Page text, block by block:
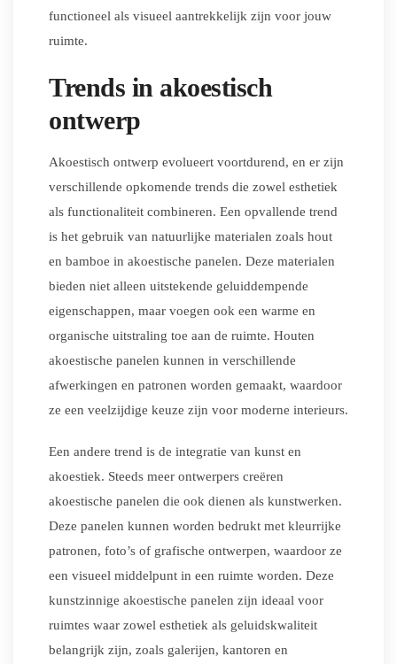
functioneel als visueel aantrekkelijk zijn voor jouw
ruimte.
Trends in akoestisch
ontwerp
Akoestisch ontwerp evolueert voortdurend, en er zijn
verschillende opkomende trends die zowel esthetiek
als functionaliteit combineren. Een opvallende trend
is het gebruik van natuurlijke materialen zoals hout
en bamboe in akoestische panelen. Deze materialen
bieden niet alleen uitstekende geluiddempende
eigenschappen, maar voegen ook een warme en
organische uitstraling toe aan de ruimte. Houten
akoestische panelen kunnen in verschillende
afwerkingen en patronen worden gemaakt, waardoor
ze een veelzijdige keuze zijn voor moderne interieurs.
Een andere trend is de integratie van kunst en
akoestiek. Steeds meer ontwerpers creëren
akoestische panelen die ook dienen als kunstwerken.
Deze panelen kunnen worden bedrukt met kleurrijke
patronen, foto’s of grafische ontwerpen, waardoor ze
een visueel middelpunt in een ruimte worden. Deze
kunstzinnige akoestische panelen zijn ideaal voor
ruimtes waar zowel esthetiek als geluidskwaliteit
belangrijk zijn, zoals galerijen, kantoren en